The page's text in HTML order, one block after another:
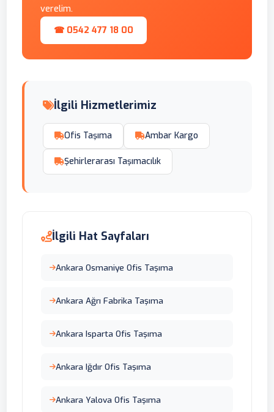
verelim.
☎ 0542 477 18 00
İlgili Hizmetlerimiz
Ofis Taşıma Ambar Kargo
Şehirlerarası Taşımacılık
İlgili Hat Sayfaları
Ankara Osmaniye Ofis Taşıma
Ankara Ağrı Fabrika Taşıma
Ankara Isparta Ofis Taşıma
Ankara Iğdır Ofis Taşıma
Ankara Yalova Ofis Taşıma